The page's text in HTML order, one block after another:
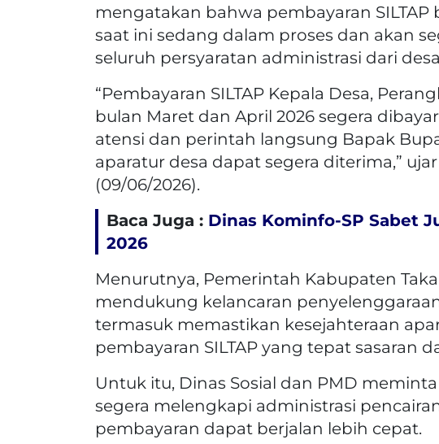
mengatakan bahwa pembayaran SILTAP
saat ini sedang dalam proses dan akan
seluruh persyaratan administrasi dari
“Pembayaran SILTAP Kepala Desa,
bulan Maret dan April 2026 segera
atensi dan perintah langsung Bapak
aparatur desa dapat segera diterima,” ujar
(09/06/2026).
Baca Juga : Dinas Kominfo-SP Sabet
2026
Menurutnya, Pemerintah Kabupaten
mendukung kelancaran
termasuk memastikan kesejahteraan
pembayaran SILTAP yang tepat sasaran
Untuk itu, Dinas Sosial dan PMD
segera melengkapi administrasi
pembayaran dapat berjalan lebih cepat.